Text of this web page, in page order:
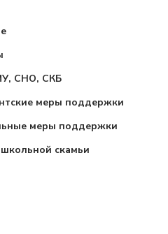
СНО, СКБ
меры поддержки
меры поддержки
скамьи